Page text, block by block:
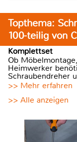
Topthema:
100-teilig von
Komplettset
Ob
Heimwerker
Schraubendreher
>> Mehr erfahren
>> Alle anzeigen